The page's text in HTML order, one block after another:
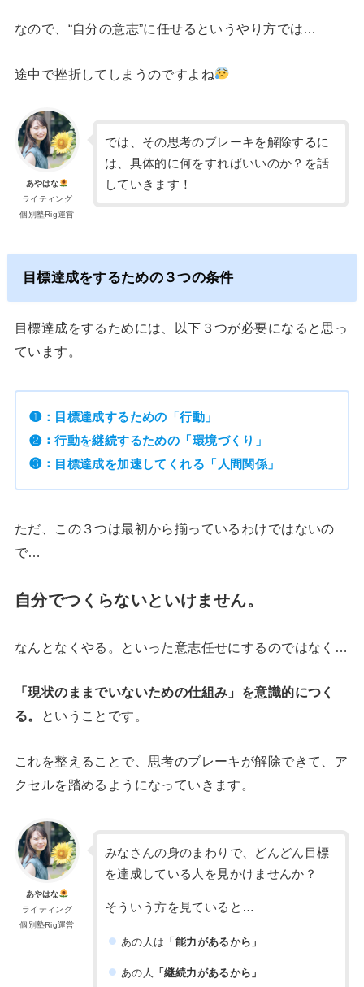
なので、“自分の意志”に任せるというやり方では…
途中で挫折してしまうのですよね
あやはな
ライティング
個別塾Rig運営
では、その思考のブレーキを解除するに
は、具体的に何をすればいいのか？を話
していきます！
目標達成をするための３つの条件
目標達成をするためには、以下３つが必要になると思っ
ています。
❶：目標達成するための「行動」
❷：行動を継続するための「環境づくり」
❸：目標達成を加速してくれる「人間関係」
ただ、この３つは最初から揃っているわけではないの
で…
自分でつくらないといけません。
なんとなくやる。といった意志任せにするのではなく…
「現状のままでいないための仕組み」を意識的につく
る。
ということです。
これを整えることで、思考のブレーキが解除できて、ア
クセルを踏めるようになっていきます。
あやはな
ライティング
個別塾Rig運営
みなさんの身のまわりで、どんどん目標
を達成している人を見かけませんか？
そういう方を見ていると…
あの人は 「能力があるから」
あの人 「継続力があるから」